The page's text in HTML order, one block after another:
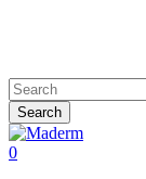
content
Search
Close
Search
search
0